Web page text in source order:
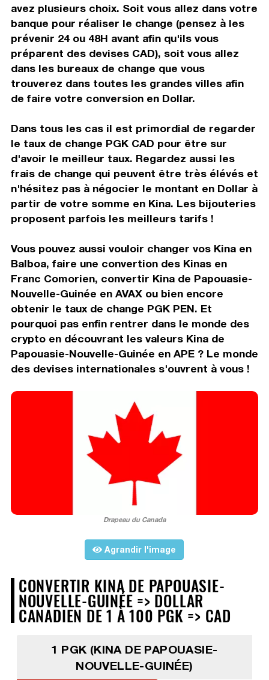
avez plusieurs choix. Soit vous allez dans votre
banque pour réaliser le change (pensez à les
prévenir 24 ou 48H avant afin qu'ils vous
préparent des devises CAD), soit vous allez
dans les bureaux de change que vous
trouverez dans toutes les grandes villes afin
de faire votre conversion en Dollar.
Dans tous les cas il est primordial de regarder
le taux de change PGK CAD pour être sur
d'avoir le meilleur taux. Regardez aussi les
frais de change qui peuvent être très élévés et
n'hésitez pas à négocier le montant en Dollar à
partir de votre somme en Kina. Les bijouteries
proposent parfois les meilleurs tarifs !
Vous pouvez aussi vouloir changer vos Kina en
Balboa, faire une convertion des Kinas en
Franc Comorien, convertir Kina de Papouasie-
Nouvelle-Guinée en AVAX ou bien encore
obtenir le taux de change PGK PEN. Et
pourquoi pas enfin rentrer dans le monde des
crypto en découvrant les valeurs Kina de
Papouasie-Nouvelle-Guinée en APE ? Le monde
des devises internationales s'ouvrent à vous !
Drapeau du Canada
Agrandir l'image
CONVERTIR KINA DE PAPOUASIE-
NOUVELLE-GUINÉE => DOLLAR
CANADIEN DE 1 À 100 PGK => CAD
1 PGK (KINA DE PAPOUASIE-
NOUVELLE-GUINÉE)